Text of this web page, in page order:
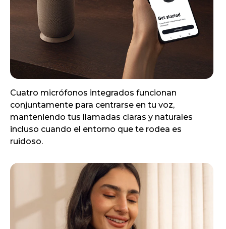
Cuatro micrófonos integrados funcionan
conjuntamente para centrarse en tu voz,
manteniendo tus llamadas claras y naturales
incluso cuando el entorno que te rodea es
ruidoso.